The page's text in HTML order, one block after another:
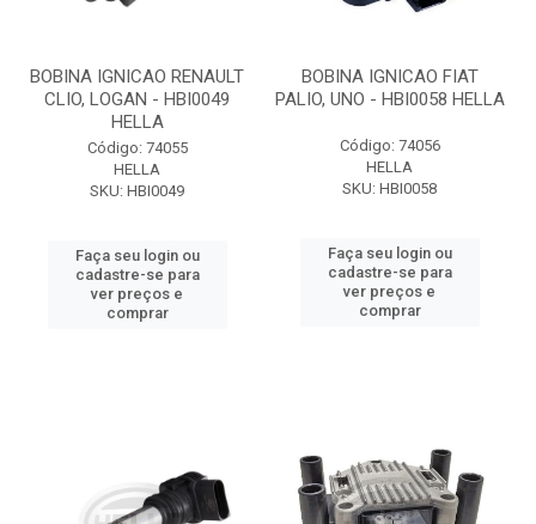
BOBINA IGNICAO RENAULT
CLIO, LOGAN - HBI0049
HELLA
Código: 74055
HELLA
SKU: HBI0049
Faça seu login ou
cadastre-se para
ver preços e
comprar
BOBINA IGNICAO FIAT
PALIO, UNO - HBI0058 HELLA
Código: 74056
HELLA
SKU: HBI0058
Faça seu login ou
cadastre-se para
ver preços e
comprar